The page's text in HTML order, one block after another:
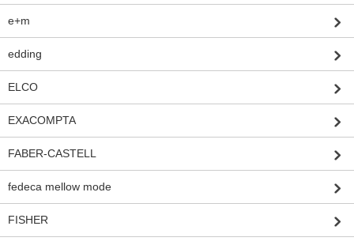
e+m
edding
ELCO
EXACOMPTA
FABER-CASTELL
fedeca mellow mode
FISHER